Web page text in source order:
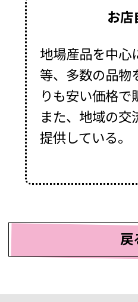
お店
地場産品を中心
等、多数の品物
りも安い価格で
また、地域の交
提供している。
戻